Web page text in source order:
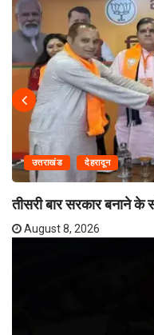
उत्तराखंड देहरादून
तीसरी बार सरकार बनाने के
August 8, 2026